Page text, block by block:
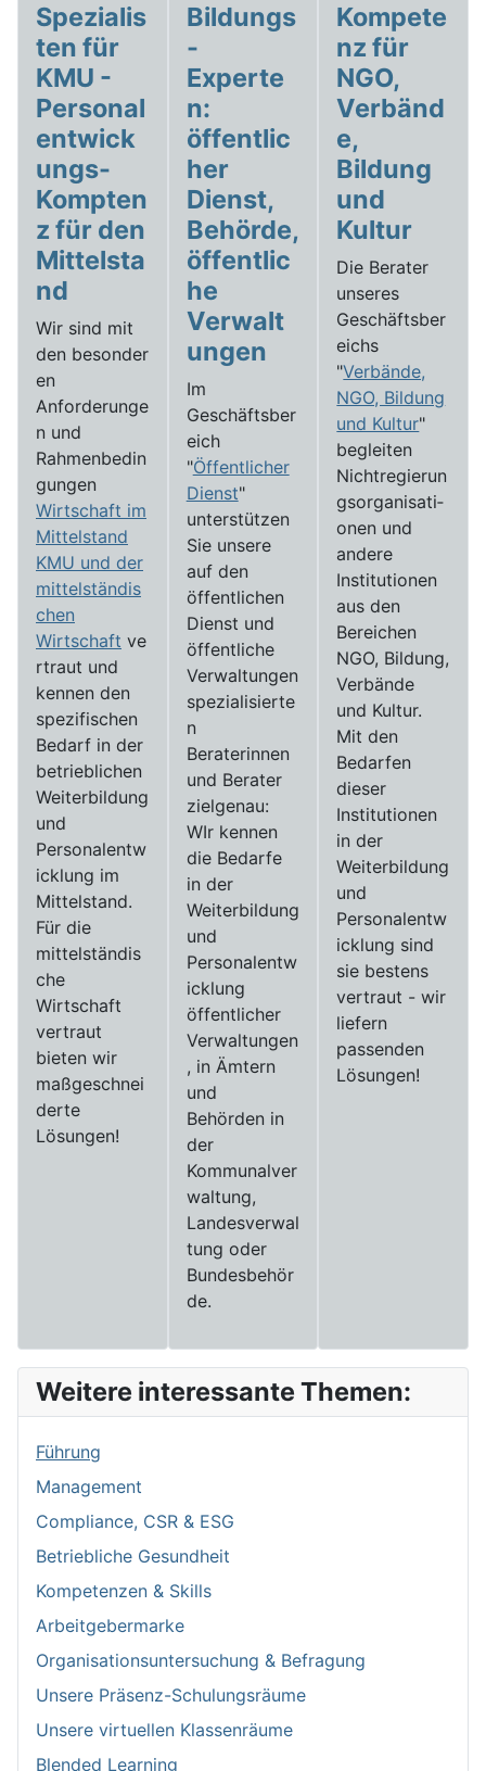
Spezialis
ten für
KMU -
Personal
entwick
ungs-
Kompten
z für den
Mittelsta
nd
Wir sind mit
den besonder
en
Anforderunge
n und
Rahmenbedin
gungen
Wirtschaft im
Mittelstand
KMU und der
mittelständis
chen
Wirtschaft ve
rtraut und
kennen den
spezifischen
Bedarf in der
betrieblichen
Weiterbildung
und
Personalentw
icklung im
Mittelstand.
Für die
mittelständis
che
Wirtschaft
vertraut
bieten wir
maßgeschnei
derte
Lösungen!
Bildungs
-
Experte
n:
öffentlic
her
Dienst,
Behörde,
öffentlic
he
Verwalt
ungen
Im
Geschäftsber
eich
"Öffentlicher
Dienst"
unterstützen
Sie unsere
auf den
öffentlichen
Dienst und
öffentliche
Verwaltungen
spezialisierte
n
Beraterinnen
und Berater
zielgenau:
WIr kennen
die Bedarfe
in der
Weiterbildung
und
Personalentw
icklung
öffentlicher
Verwaltungen
, in Ämtern
und
Behörden in
der
Kommunalver
waltung,
Landesverwal
tung oder
Bundesbehör
de.
Kompete
nz für
NGO,
Verbänd
e,
Bildung
und
Kultur
Die Berater
unseres
Geschäftsber
eichs
"Verbände,
NGO, Bildung
und Kultur"
begleiten
Nichtregierun
gs­­­organi­sati­
onen und
andere
Institutionen
aus den
Bereichen
NGO, Bildung,
Verbände
und Kultur.
Mit den
Bedarfen
dieser
Institutionen
in der
Weiterbildung
und
Personalentw
icklung sind
sie bestens
vertraut - wir
liefern
passenden
Lösungen!
Weitere interessante Themen:
Führung
Management
Compliance, CSR & ESG
Betriebliche Gesundheit
Kompetenzen & Skills
Arbeitgebermarke
Organisationsuntersuchung & Befragung
Unsere Präsenz-Schulungsräume
Unsere virtuellen Klassenräume
Blended Learning